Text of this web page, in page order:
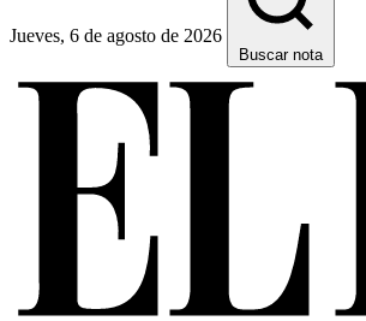
Jueves, 6 de agosto de 2026
Buscar nota